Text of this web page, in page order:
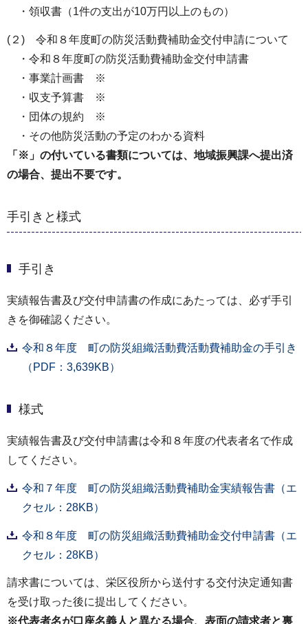
・領収書（1件の支出が10万円以上のもの）
(２) 令和８年度町の防災活動費補助金交付申請について
・令和８年度町の防災活動費補助金交付申請書
・事業計画書 ※
・収支予算書 ※
・団体の規約 ※
・その他防災活動の予定のわかる資料
「※」の付いている書類については、地域振興課へ提出済
の場合、提出不要です。
手引きと様式
手引き
実績報告書及び交付申請書の作成にあたっては、必ず手引
きを御確認ください。
令和８年度 町の防災組織活動費活動費補助金の手引き
（PDF：3,639KB）
様式
実績報告書及び交付申請書は令和８年度の代表者名で作成
してください。
令和７年度 町の防災組織活動費補助金実績報告書（エ
クセル：28KB）
令和８年度 町の防災組織活動費補助金交付申請書（エ
クセル：28KB）
請求書については、栄区役所から送付する交付決定通知書
を受け取った後に提出してください。
※代表者名が口座名義人と異なる場合、表面の請求者と裏